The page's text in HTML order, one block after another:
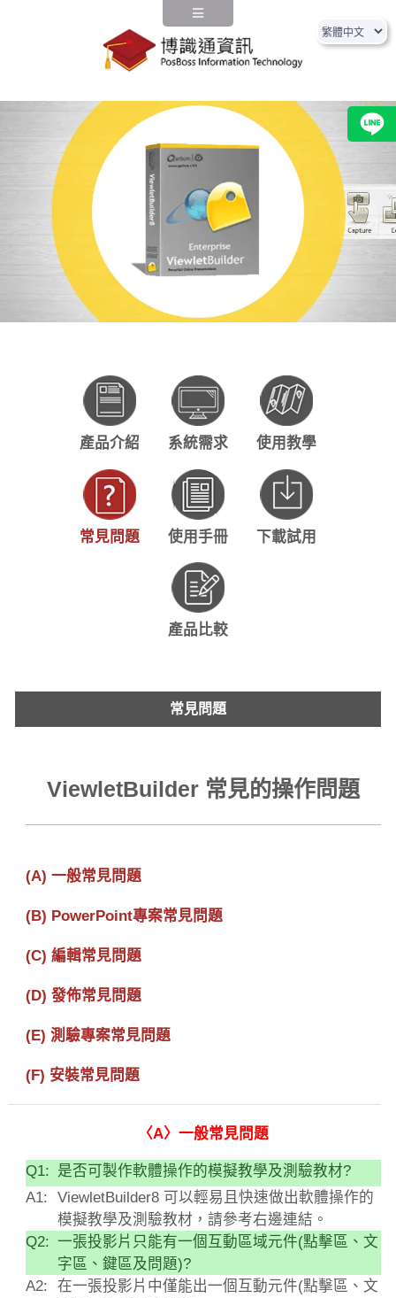
產品介紹 系統需求 使用教學
常見問題 使用手冊 下載試用
產品比較
常見問題
ViewletBuilder 常見的操作問題
(A) 一般常見問題
(B) PowerPoint專案常見問題
(C) 編輯常見問題
(D) 發佈常見問題
(E) 測驗專案常見問題
(F) 安裝常見問題
〈A〉一般常見問題
Q1: 是否可製作軟體操作的模擬教學及測驗教材?
A1:
ViewletBuilder8 可以輕易且快速做出軟體操作的
模擬教學及測驗教材，請參考右邊連結。
Q2: 一張投影片只能有一個互動區域元件(點擊區、文
字區、鍵區及問題)?
A2:
在一張投影片中僅能出一個互動元件(點擊區、文